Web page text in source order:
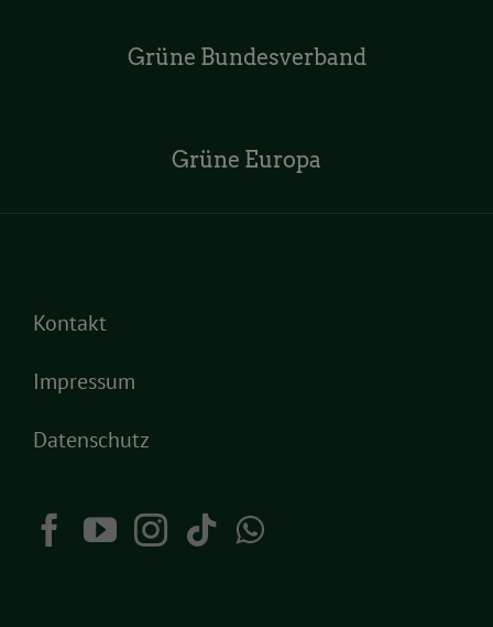
Grüne Bundesverband
Grüne Europa
Kontakt
Impressum
Datenschutz